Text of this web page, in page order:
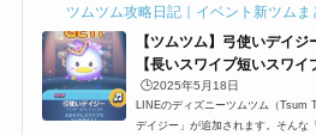
ツムツム攻略日記｜イベント新ツムま
【ツムツム】弓使いデイ
【長いスワイプ短いスワイ
🕒️2025年5月18日
LINEのディズニーツムツム（Tsum
デイジー」が追加されます。そんな